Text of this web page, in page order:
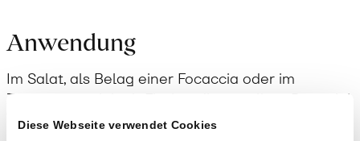
Diese Webseite verwendet Cookies
Anwendung
Im Salat, als Belag einer Focaccia oder im
Zusammenspiel mit Fisch – diese gelben Datterini
Tomaten sind vielseitig einsetzbar und verleihen